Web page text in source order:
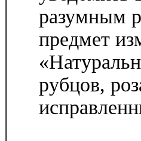
разумным
предмет
рубцов,